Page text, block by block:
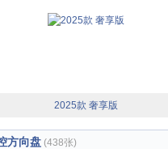
2025款 奢享版
方向盘 (438张)